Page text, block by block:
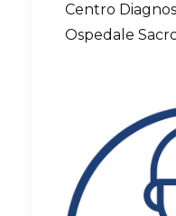
Centro
Ospedale